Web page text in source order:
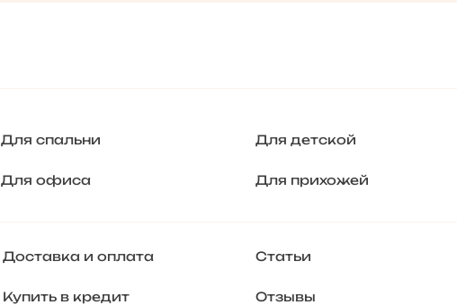
Для спальни
Для офиса
Для детской
Для прихожей
Доставка и оплата
Купить в кредит
Статьи
Отзывы